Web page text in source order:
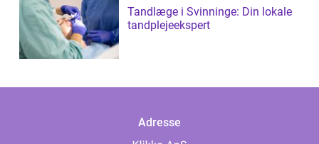
Tandlæge i Svinninge: Din lokale
tandplejeekspert
Adresse